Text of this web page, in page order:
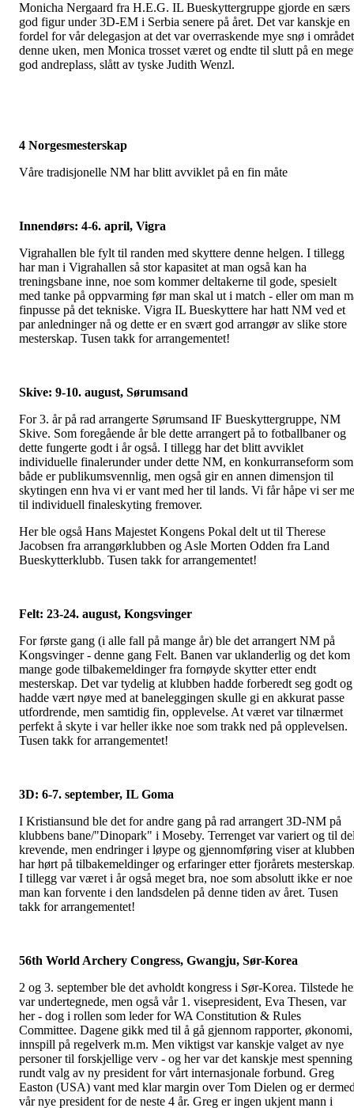
Monicha Nergaard fra H.E.G. IL Bueskyttergruppe gjorde en særs
god figur under 3D-EM i Serbia senere på året. Det var kanskje en
fordel for vår delegasjon at det var overraskende mye snø i området
denne uken, men Monica trosset været og endte til slutt på en
god andreplass, slått av tyske Judith Wenzl.
4 Norgesmesterskap
Våre tradisjonelle NM har blitt avviklet på en fin måte
Innendørs: 4-6. april, Vigra
Vigrahallen ble fylt til randen med skyttere denne helgen. I tillegg
har man i Vigrahallen så stor kapasitet at man også kan ha
treningsbane inne, noe som kommer deltakerne til gode, spesielt
med tanke på oppvarming før man skal ut i match - eller om man
finpusse på det tekniske. Vigra IL Bueskyttere har hatt NM ved et
par anledninger nå og dette er en svært god arrangør av slike store
mesterskap. Tusen takk for arrangementet!
Skive: 9-10. august, Sørumsand
For 3. år på rad arrangerte Sørumsand IF Bueskyttergruppe, NM
Skive. Som foregående år ble dette arrangert på to fotballbaner og
dette fungerte godt i år også. I tillegg har det blitt avviklet
individuelle finalerunder under dette NM, en konkurranseform som
både er publikumsvennlig, men også gir en annen dimensjon til
skytingen enn hva vi er vant med her til lands. Vi får håpe vi ser
til individuell finaleskyting fremover.
Her ble også Hans Majestet Kongens Pokal delt ut til Therese
Jacobsen fra arrangørklubben og Asle Morten Odden fra Land
Bueskytterklubb. Tusen takk for arrangementet!
Felt: 23-24. august, Kongsvinger
For første gang (i alle fall på mange år) ble det arrangert NM på
Kongsvinger - denne gang Felt. Banen var uklanderlig og det kom
mange gode tilbakemeldinger fra fornøyde skytter etter endt
mesterskap. Det var tydelig at klubben hadde forberedt seg godt og
hadde vært nøye med at baneleggingen skulle gi en akkurat passe
utfordrende, men samtidig fin, opplevelse. At været var tilnærmet
perfekt å skyte i var heller ikke noe som trakk ned på opplevelsen.
Tusen takk for arrangementet!
3D: 6-7. september, IL Goma
I Kristiansund ble det for andre gang på rad arrangert 3D-NM på
klubbens bane/"Dinopark" i Moseby. Terrenget var variert og til
krevende, men endringer i løype og gjennomføring viser at klubben
har hørt på tilbakemeldinger og erfaringer etter fjorårets
I tillegg var været i år også meget bra, noe som absolutt ikke er noe
man kan forvente i den landsdelen på denne tiden av året. Tusen
takk for arrangementet!
56th World Archery Congress, Gwangju, Sør-Korea
2 og 3. september ble det avholdt kongress i Sør-Korea. Tilstede
var undertegnede, men også vår 1. visepresident, Eva Thesen, var
her - dog i rollen som leder for WA Constitution & Rules
Committee. Dagene gikk med til å gå gjennom rapporter, økonomi,
innspill på regelverk m.m. Men viktigst var kanskje valget av nye
personer til forskjellige verv - og her var det kanskje mest spenning
rundt valg av ny president for vårt internasjonale forbund. Greg
Easton (USA) vant med klar margin over Tom Dielen og er
vår nye president for de neste 4 år. Greg er ingen ukjent mann i